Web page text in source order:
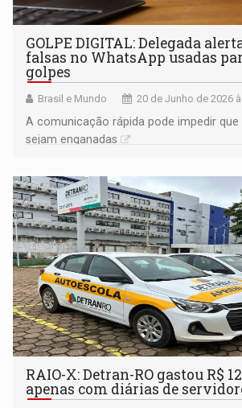
GOLPE DIGITAL: Delegada
falsas no WhatsApp usadas
golpes
Brasil e Mundo 20 de Junho de 2026
A comunicação rápida pode impedir que
sejam enganadas
RAIO-X: Detran-RO gastou R$
apenas com diárias de